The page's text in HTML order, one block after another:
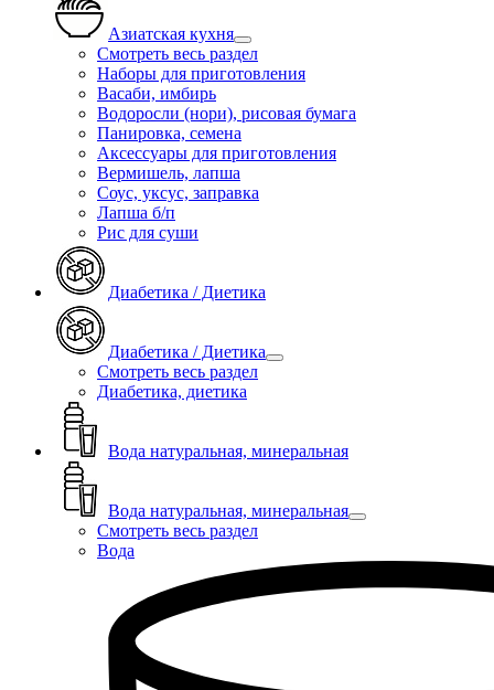
Азиатская кухня
Смотреть весь раздел
Наборы для приготовления
Васаби, имбирь
Водоросли (нори), рисовая бумага
Панировка, семена
Аксессуары для приготовления
Вермишель, лапша
Соус, уксус, заправка
Лапша б/п
Рис для суши
Диабетика / Диетика
Диабетика / Диетика
Смотреть весь раздел
Диабетика, диетика
Вода натуральная, минеральная
Вода натуральная, минеральная
Смотреть весь раздел
Вода